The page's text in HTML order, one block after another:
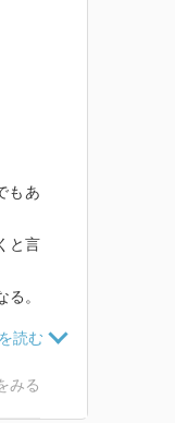
もあ
と言
。
みる